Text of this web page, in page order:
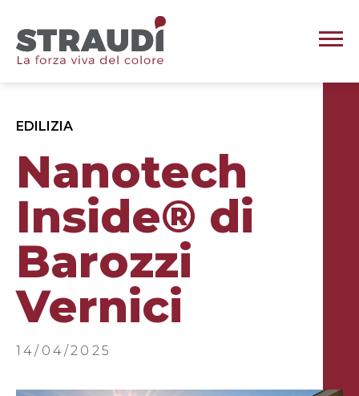
EDILIZIA
Nanotech
Inside® di
Barozzi
Vernici
14/04/2025